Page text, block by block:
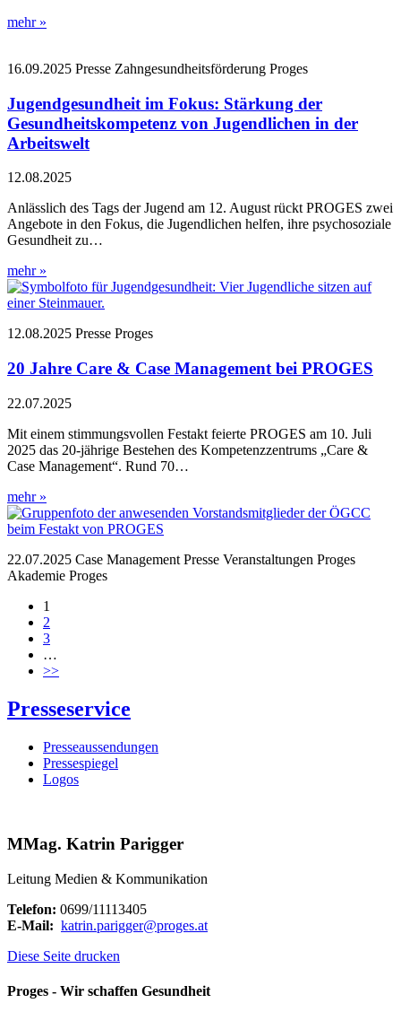
mehr »
16.09.2025 Presse Zahngesundheitsförderung Proges
Jugendgesundheit im Fokus: Stärkung der
Gesundheitskompetenz von Jugendlichen in der
Arbeitswelt
12.08.2025
Anlässlich des Tags der Jugend am 12. August rückt PROGES zwei
Angebote in den Fokus, die Jugendlichen helfen, ihre psychosoziale
Gesundheit zu…
mehr »
12.08.2025 Presse Proges
20 Jahre Care & Case Management bei PROGES
22.07.2025
Mit einem stimmungsvollen Festakt feierte PROGES am 10. Juli
2025 das 20-jährige Bestehen des Kompetenzzentrums „Care &
Case Management“. Rund 70…
mehr »
22.07.2025 Case Management Presse Veranstaltungen Proges
Akademie Proges
1
2
3
…
>>
Presseservice
Presseaussendungen
Pressespiegel
Logos
MMag. Katrin Parigger
Leitung Medien & Kommunikation
Telefon: 0699/11113405
E-Mail: katrin.parigger@proges.at
Diese Seite drucken
Proges - Wir schaffen Gesundheit